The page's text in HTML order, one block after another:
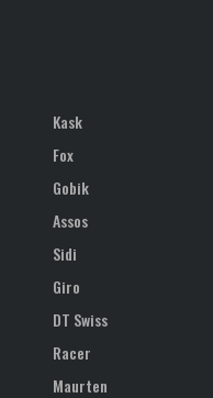
Kask
Fox
Gobik
Assos
Sidi
Giro
DT Swiss
Racer
Maurten